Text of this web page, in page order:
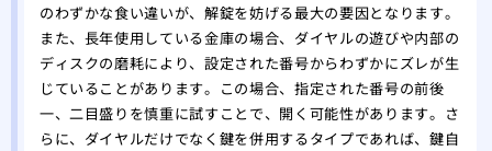
のわずかな食い違いが、解錠を妨げる最大の要因となります。
また、長年使用している金庫の場合、ダイヤルの遊びや内部の
ディスクの磨耗により、設定された番号からわずかにズレが生
じていることがあります。この場合、指定された番号の前後
一、二目盛りを慎重に試すことで、開く可能性があります。さ
らに、ダイヤルだけでなく鍵を併用するタイプであれば、鍵自